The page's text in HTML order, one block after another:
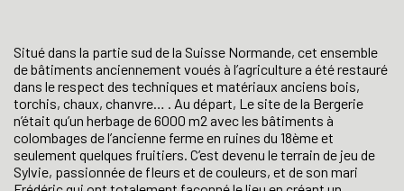
Situé dans la partie sud de la Suisse Normande, cet ensemble
de bâtiments anciennement voués à l’agriculture a été restauré
dans le respect des techniques et matériaux anciens bois,
torchis, chaux, chanvre… . Au départ, Le site de la Bergerie
n’était qu’un herbage de 6000 m2 avec les bâtiments à
colombages de l’ancienne ferme en ruines du 18ème et
seulement quelques fruitiers. C’est devenu le terrain de jeu de
Sylvie, passionnée de fleurs et de couleurs, et de son mari